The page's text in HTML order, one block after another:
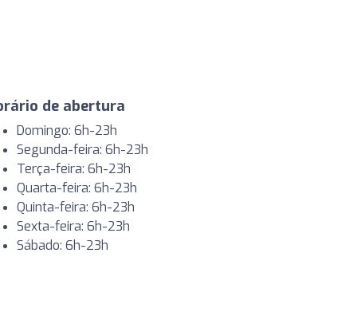
de abertura
Domingo: 6h-23h
Segunda-feira: 6h-23h
Terça-feira: 6h-23h
Quarta-feira: 6h-23h
Quinta-feira: 6h-23h
Sexta-feira: 6h-23h
Sábado: 6h-23h